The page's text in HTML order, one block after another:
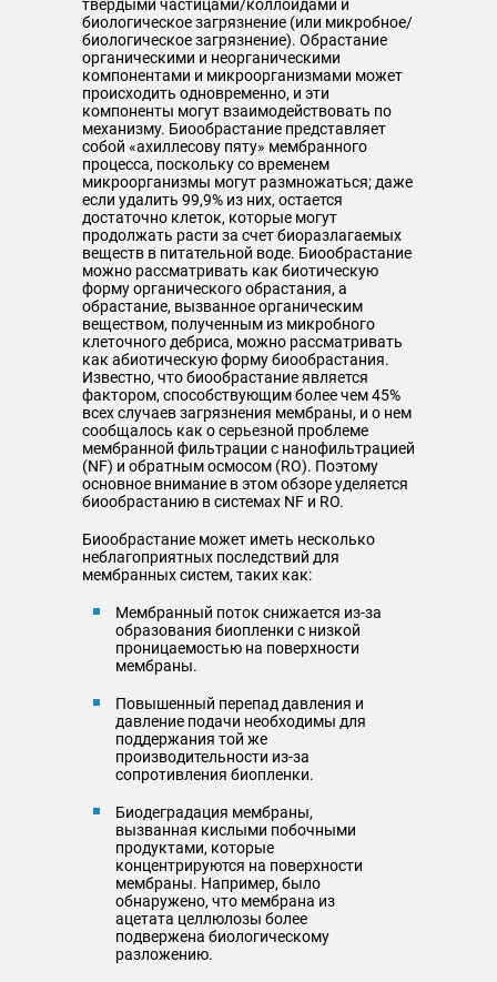
твердыми частицами/коллоидами и
биологическое загрязнение (или микробное/
биологическое загрязнение). Обрастание
органическими и неорганическими
компонентами и микроорганизмами может
происходить одновременно, и эти
компоненты могут взаимодействовать по
механизму. Биообрастание представляет
собой «ахиллесову пяту» мембранного
процесса, поскольку со временем
микроорганизмы могут размножаться; даже
если удалить 99,9% из них, остается
достаточно клеток, которые могут
продолжать расти за счет биоразлагаемых
веществ в питательной воде. Биообрастание
можно рассматривать как биотическую
форму органического обрастания, а
обрастание, вызванное органическим
веществом, полученным из микробного
клеточного дебриса, можно рассматривать
как абиотическую форму биообрастания.
Известно, что биообрастание является
фактором, способствующим более чем 45%
всех случаев загрязнения мембраны, и о нем
сообщалось как о серьезной проблеме
мембранной фильтрации с нанофильтрацией
(NF) и обратным осмосом (RO). Поэтому
основное внимание в этом обзоре уделяется
биообрастанию в системах NF и RO.
Биообрастание может иметь несколько
неблагоприятных последствий для
мембранных систем, таких как:
Мембранный поток снижается из-за
образования биопленки с низкой
проницаемостью на поверхности
мембраны.
Повышенный перепад давления и
давление подачи необходимы для
поддержания той же
производительности из-за
сопротивления биопленки.
Биодеградация мембраны,
вызванная кислыми побочными
продуктами, которые
концентрируются на поверхности
мембраны. Например, было
обнаружено, что мембрана из
ацетата целлюлозы более
подвержена биологическому
разложению.